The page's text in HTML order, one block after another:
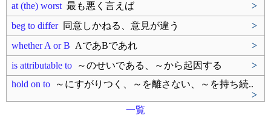
at (the) worst 最も悪く言えば
>
beg to differ同意しかねる、意見が違う
>
whether A or B AであBであれ
>
is attributable to ～のせいである、～から起因する
>
hold on to ～にすがりつく、～を離さない、～を持ち続..
>
一覧